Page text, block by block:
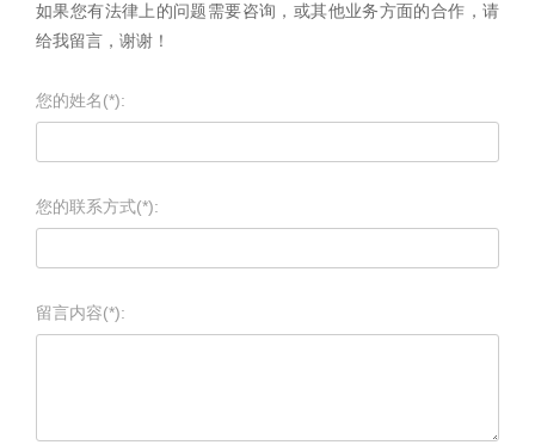
如果您有法律上的问题需要咨询，或其他业务方面的合作，请
给我留言，谢谢！
您的姓名(*):
您的联系方式(*):
留言内容(*):